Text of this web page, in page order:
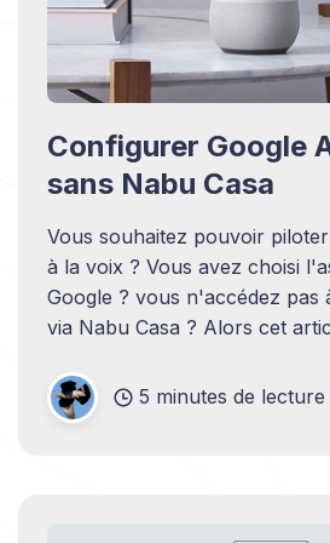
Configurer Google
sans Nabu Casa
Vous souhaitez pouvoir
à la voix ? Vous avez choisi
Google ? vous n'accédez pas
via Nabu Casa ? Alors cet
5 minutes de lecture